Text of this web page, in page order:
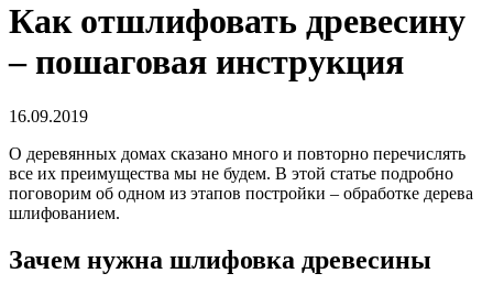
Как отшлифовать древесину
– пошаговая инструкция
16.09.2019
О деревянных домах сказано много и повторно перечислять
все их преимущества мы не будем. В этой статье подробно
поговорим об одном из этапов постройки – обработке дерева
шлифованием.
Зачем нужна шлифовка древесины